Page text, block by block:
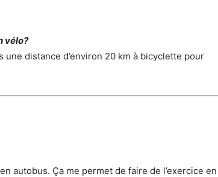
vélo?
distance d’environ 20 km à bicyclette pour
autobus. Ça me permet de faire de l’exercice en